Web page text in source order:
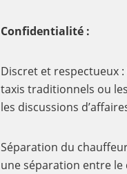
Confidentialité :
Discret et respectueux
taxis traditionnels ou
les discussions
Séparation du
une séparation entre